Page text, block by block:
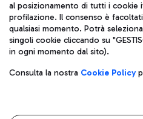
Codice fiscale e Registro delle
IVA 06572251004
Capitale sociale 62.224.743,00 int.
Sede legale: Via Pier Paolo
telefono +39 06 65951
Privacy policy
Roma
al posizionamento di tutti i cookie
profilazione. Il consenso è
qualsiasi momento. Potrà
singoli cookie cliccando su
in ogni momento dal sito).
Consulta la nostra Cookie Policy